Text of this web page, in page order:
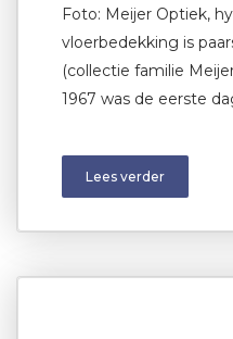
Foto: Meijer Optiek,
vloerbedekking is
(collectie familie
1967 was de eerste
Lees verder